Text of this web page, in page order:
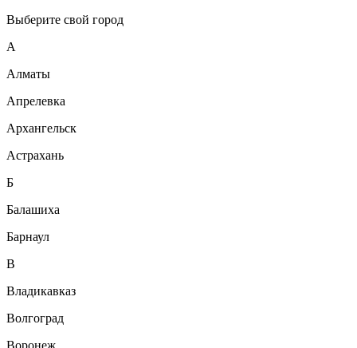
Выберите свой город
А
Алматы
Апрелевка
Архангельск
Астрахань
Б
Балашиха
Барнаул
В
Владикавказ
Волгоград
Воронеж